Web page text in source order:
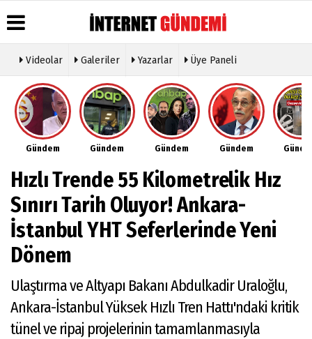
Üye Paneli
Haber
Arşivi
Gazete
Arşivi
Günün
Haberleri
Hava
Durumu
Gazete
Manşetleri
Anketler
Biyografiler
Köşe
Yazarları
Video
Galeri
Foto
Etkinlikler
Künye
İletişim
Çerez
Politikası
İlkeleri
Videolar Galeriler Yazarlar Üye Paneli
Gündem Gündem Gündem Gündem
Hızlı Trende 55 Kilometrelik Hız
Sınırı Tarih Oluyor! Ankara-
İstanbul YHT Seferlerinde Yeni
Dönem
Ulaştırma ve Altyapı Bakanı Abdulkadir Uraloğlu,
Ankara-İstanbul Yüksek Hızlı Tren Hattı'ndaki kritik
tünel ve ripaj projelerinin tamamlanmasıyla